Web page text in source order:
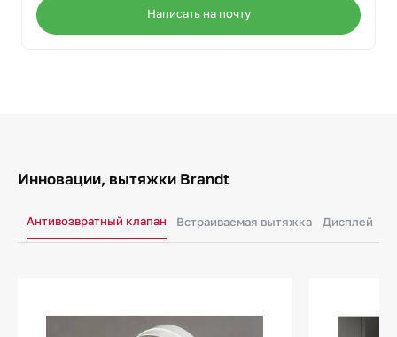
Написать на почту
Инновации, вытяжки Brandt
Антивозвратный клапан Встраиваемая вытяжка Дисплей